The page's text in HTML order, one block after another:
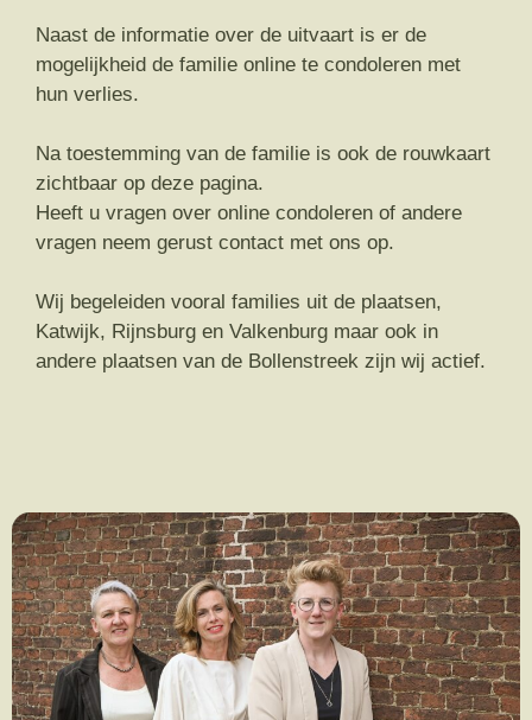
Naast de informatie over de uitvaart is er de
mogelijkheid de familie online te condoleren met
hun verlies.
Na toestemming van de familie is ook de rouwkaart
zichtbaar op deze pagina.
Heeft u vragen over online condoleren of andere
vragen neem gerust contact met ons op.
Wij begeleiden vooral families uit de plaatsen,
Katwijk, Rijnsburg en Valkenburg maar ook in
andere plaatsen van de Bollenstreek zijn wij actief.